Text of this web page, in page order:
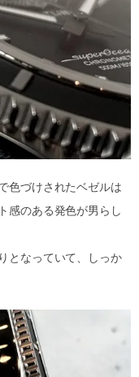
色づけされたベゼルは
感のある発色が男らし
となっていて、しっか